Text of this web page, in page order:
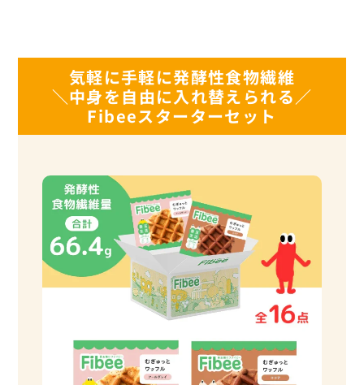
気軽に手軽に発酵性食物繊維
＼中身を自由に入れ替えられる／
Fibeeスターターセット